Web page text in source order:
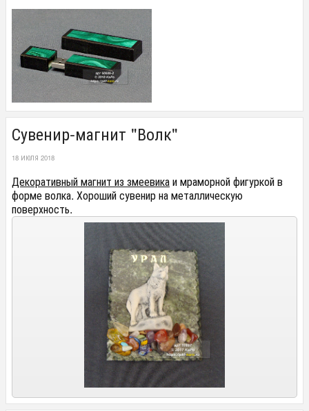
Сувенир-магнит "Волк"
18 ИЮЛЯ 2018
Декоративный магнит из змеевикаи мраморной фигуркой в
форме волка. Хороший сувенир на металлическую
поверхность.